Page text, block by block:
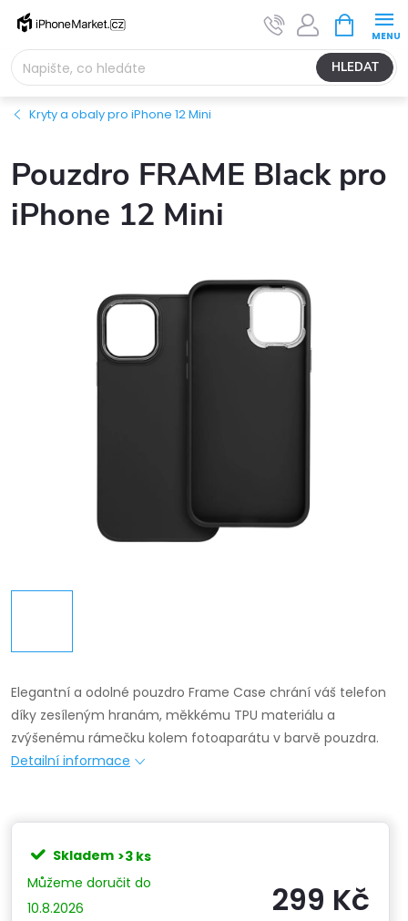
Přejít
obsah
HLEDAT
NÁKUPNÍ
KOŠÍK
Kryty a obaly pro iPhone 12 Mini
Pouzdro FRAME Black pro
iPhone 12 Mini
Elegantní a odolné pouzdro Frame Case chrání váš telefon
díky zesíleným hranám, měkkému TPU materiálu a
zvýšenému rámečku kolem fotoaparátu v barvě pouzdra.
Detailní informace
Skladem >3 ks
10.8.2026
299 Kč